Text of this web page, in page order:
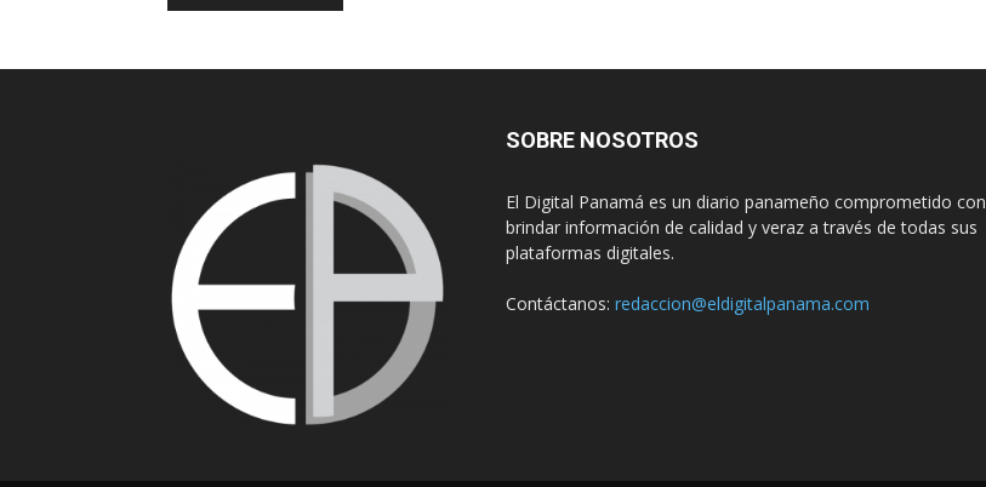
SOBRE NOSOTROS
El Digital Panamá es un diario panameño comprometido con
brindar información de calidad y veraz a través de todas sus
plataformas digitales.
Contáctanos: redaccion@eldigitalpanama.com